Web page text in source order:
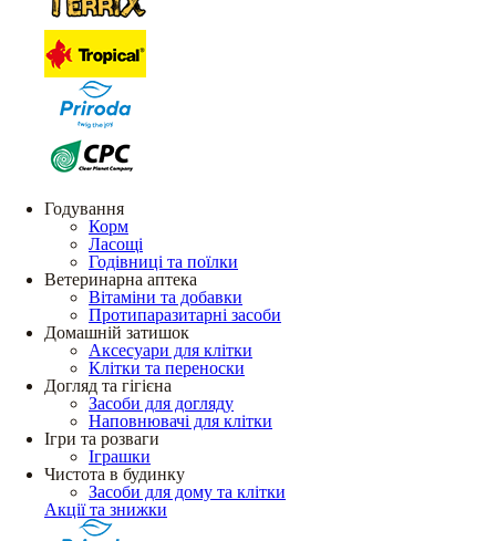
Годування
Корм
Ласощі
Годівниці та поїлки
Ветеринарна аптека
Вітаміни та добавки
Протипаразитарні засоби
Домашній затишок
Аксесуари для клітки
Клітки та переноски
Догляд та гігієна
Засоби для догляду
Наповнювачі для клітки
Ігри та розваги
Іграшки
Чистота в будинку
Засоби для дому та клітки
Акції та знижки